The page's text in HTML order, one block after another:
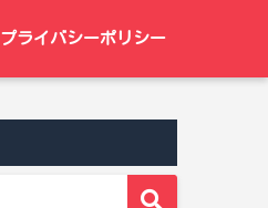
プライバシーポリシー